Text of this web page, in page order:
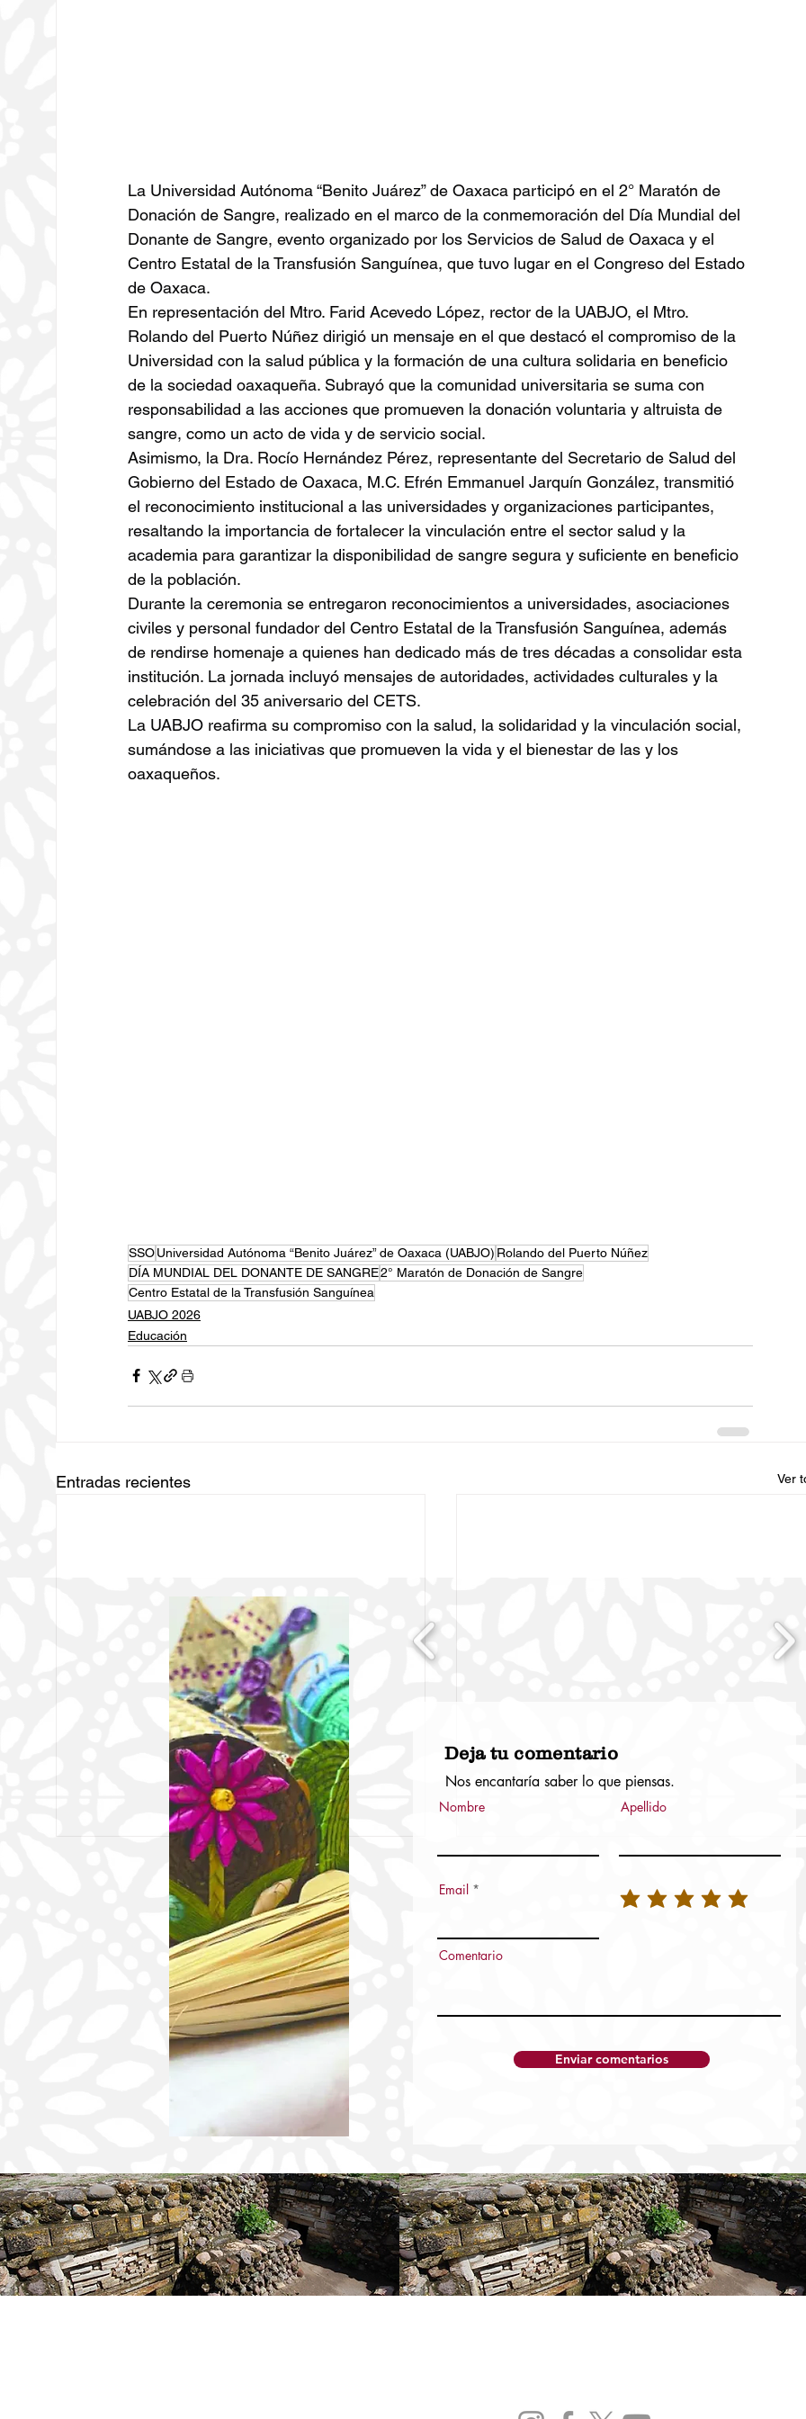
La Universidad Autónoma “Benito Juárez” de Oaxaca participó en el 2° Maratón de
Donación de Sangre, realizado en el marco de la conmemoración del Día Mundial del
Donante de Sangre, evento organizado por los Servicios de Salud de Oaxaca y el
Centro Estatal de la Transfusión Sanguínea, que tuvo lugar en el Congreso del Estado
de Oaxaca.
En representación del Mtro. Farid Acevedo López, rector de la UABJO, el Mtro.
Rolando del Puerto Núñez dirigió un mensaje en el que destacó el compromiso de la
Universidad con la salud pública y la formación de una cultura solidaria en beneficio
de la sociedad oaxaqueña. Subrayó que la comunidad universitaria se suma con
responsabilidad a las acciones que promueven la donación voluntaria y altruista de
sangre, como un acto de vida y de servicio social.
Asimismo, la Dra. Rocío Hernández Pérez, representante del Secretario de Salud del
Gobierno del Estado de Oaxaca, M.C. Efrén Emmanuel Jarquín González, transmitió
el reconocimiento institucional a las universidades y organizaciones participantes,
resaltando la importancia de fortalecer la vinculación entre el sector salud y la
academia para garantizar la disponibilidad de sangre segura y suficiente en beneficio
de la población.
Durante la ceremonia se entregaron reconocimientos a universidades, asociaciones
civiles y personal fundador del Centro Estatal de la Transfusión Sanguínea, además
de rendirse homenaje a quienes han dedicado más de tres décadas a consolidar esta
institución. La jornada incluyó mensajes de autoridades, actividades culturales y la
celebración del 35 aniversario del CETS.
La UABJO reafirma su compromiso con la salud, la solidaridad y la vinculación social,
sumándose a las iniciativas que promueven la vida y el bienestar de las y los
oaxaqueños.
SSOUniversidad Autónoma “Benito Juárez” de Oaxaca (UABJO) Rolando del Puerto Núñez
DÍA MUNDIAL DEL DONANTE DE SANGRE2° Maratón de Donación de Sangre
Centro Estatal de la Transfusión Sanguínea
UABJO 2026
Educación
Entradas recientes Ver
DEMOCRACIA Y LOS DERECHOS
HUMANOS DESDE LAS JUVENTUDES
RUMBO AL BICENTENARIO, LA
Deja tu comentario
Nos encantaría saber lo que piensas.
Nombre Apellido
Email
Comentario
Enviar comentarios